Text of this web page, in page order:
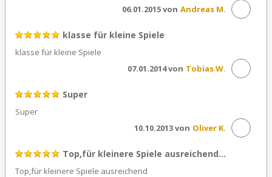
Andreas M.
06.01.2015 von
klasse für kleine Spiele
klasse für kleine Spiele
Tobias W.
07.01.2014 von
Super
Super
Oliver K.
10.10.2013 von
Top,für kleinere Spiele ausreichend...
Top,für kleinere Spiele ausreichend